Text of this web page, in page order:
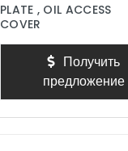
PLATE , OIL ACCESS
COVER
Получить
предложение